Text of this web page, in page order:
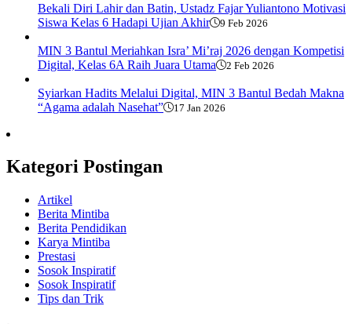
Bekali Diri Lahir dan Batin, Ustadz Fajar Yuliantono Motivasi
Siswa Kelas 6 Hadapi Ujian Akhir
9 Feb 2026
MIN 3 Bantul Meriahkan Isra’ Mi’raj 2026 dengan Kompetisi
Digital, Kelas 6A Raih Juara Utama
2 Feb 2026
​Syiarkan Hadits Melalui Digital, MIN 3 Bantul Bedah Makna
“Agama adalah Nasehat”
17 Jan 2026
Kategori Postingan
Artikel
Berita Mintiba
Berita Pendidikan
Karya Mintiba
Prestasi
Sosok Inspiratif
Sosok Inspiratif
Tips dan Trik